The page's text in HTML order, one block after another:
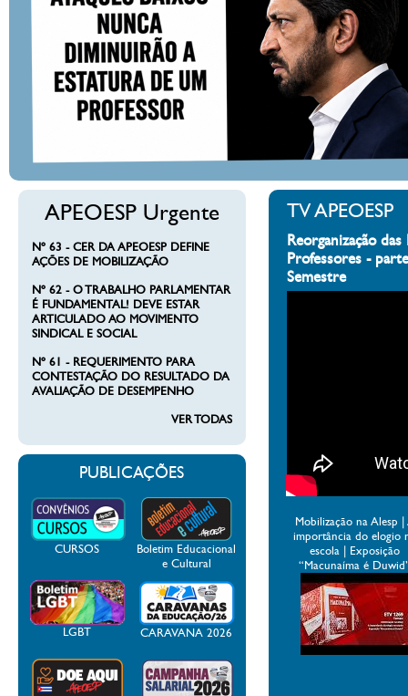
APEOESP Urgente
Nº 63 - CER DA APEOESP DEFINE
AÇÕES DE MOBILIZAÇÃO
Nº 62 - O TRABALHO PARLAMENTAR
É FUNDAMENTAL! DEVE ESTAR
ARTICULADO AO MOVIMENTO
SINDICAL E SOCIAL
Nº 61 - REQUERIMENTO PARA
CONTESTAÇÃO DO RESULTADO DA
AVALIAÇÃO DE DESEMPENHO
VER TODAS
PUBLICAÇÕES
CURSOS
Boletim Educacional
e Cultural
LGBT CARAVANA 2026
TV APEOESP
Reorganização
Professores -
Semestre
Mobilização na Alesp |
importância do elogio
escola | Exposição
“Macunaíma é